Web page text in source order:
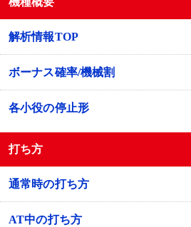
解析情報TOP
ボーナス確率/機械割
各小役の停止形
打ち方
通常時の打ち方
AT中の打ち方